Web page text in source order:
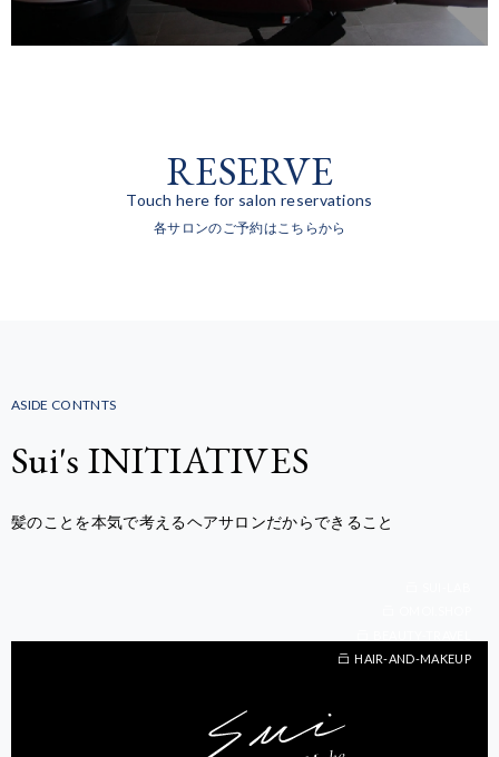
RESERVE
Touch here for salon reservations
各サロンのご予約はこちらから
ASIDE CONTNTS
Sui's INITIATIVES
髪のことを本気で考えるヘアサロンだからできること
HAIR-AND-MAKEUP